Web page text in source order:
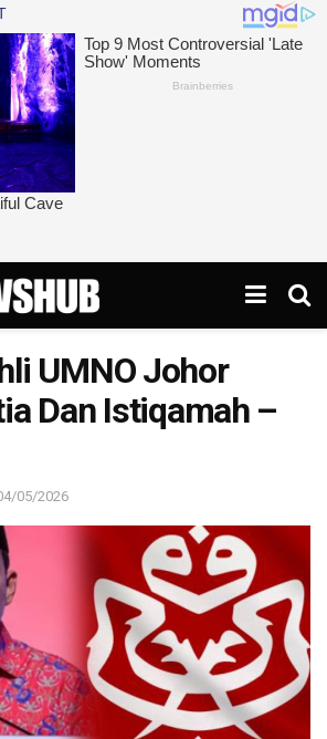
UMNO Johor
Dan Istiqamah –
05/2026